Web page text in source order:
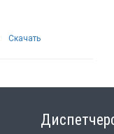
Скачать